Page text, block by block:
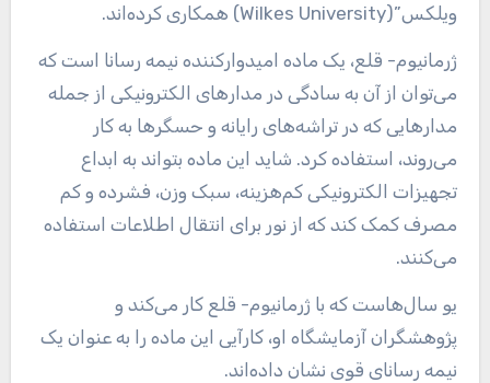
ویلکس”(Wilkes University) همکاری کرده‌اند.
ژرمانیوم- قلع، یک ماده امیدوارکننده نیمه رسانا است که
می‌توان از آن به سادگی در مدارهای الکترونیکی از جمله
مدارهایی که در تراشه‌های رایانه و حسگرها به کار
می‌روند، استفاده کرد. شاید این ماده بتواند به ابداع
تجهیزات الکترونیکی کم‌هزینه، سبک وزن، فشرده و کم
مصرف کمک کند که از نور برای انتقال اطلاعات استفاده
می‌کنند.
یو سال‌هاست که با ژرمانیوم- قلع کار می‌کند و
پژوهشگران آزمایشگاه او، کارآیی این ماده را به عنوان یک
نیمه رسانای قوی نشان داده‌اند.